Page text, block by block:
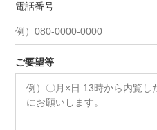
電話番号
ご要望等